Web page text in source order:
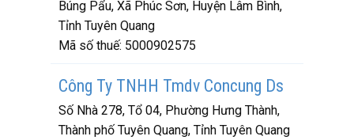
Búng Pẩu, Xã Phúc Sơn, Huyện Lâm Bình,
Tỉnh Tuyên Quang
Mã số thuế: 5000902575
Công Ty TNHH Tmdv Concung Ds
Số Nhà 278, Tổ 04, Phường Hưng Thành,
Thành phố Tuyên Quang, Tỉnh Tuyên Quang